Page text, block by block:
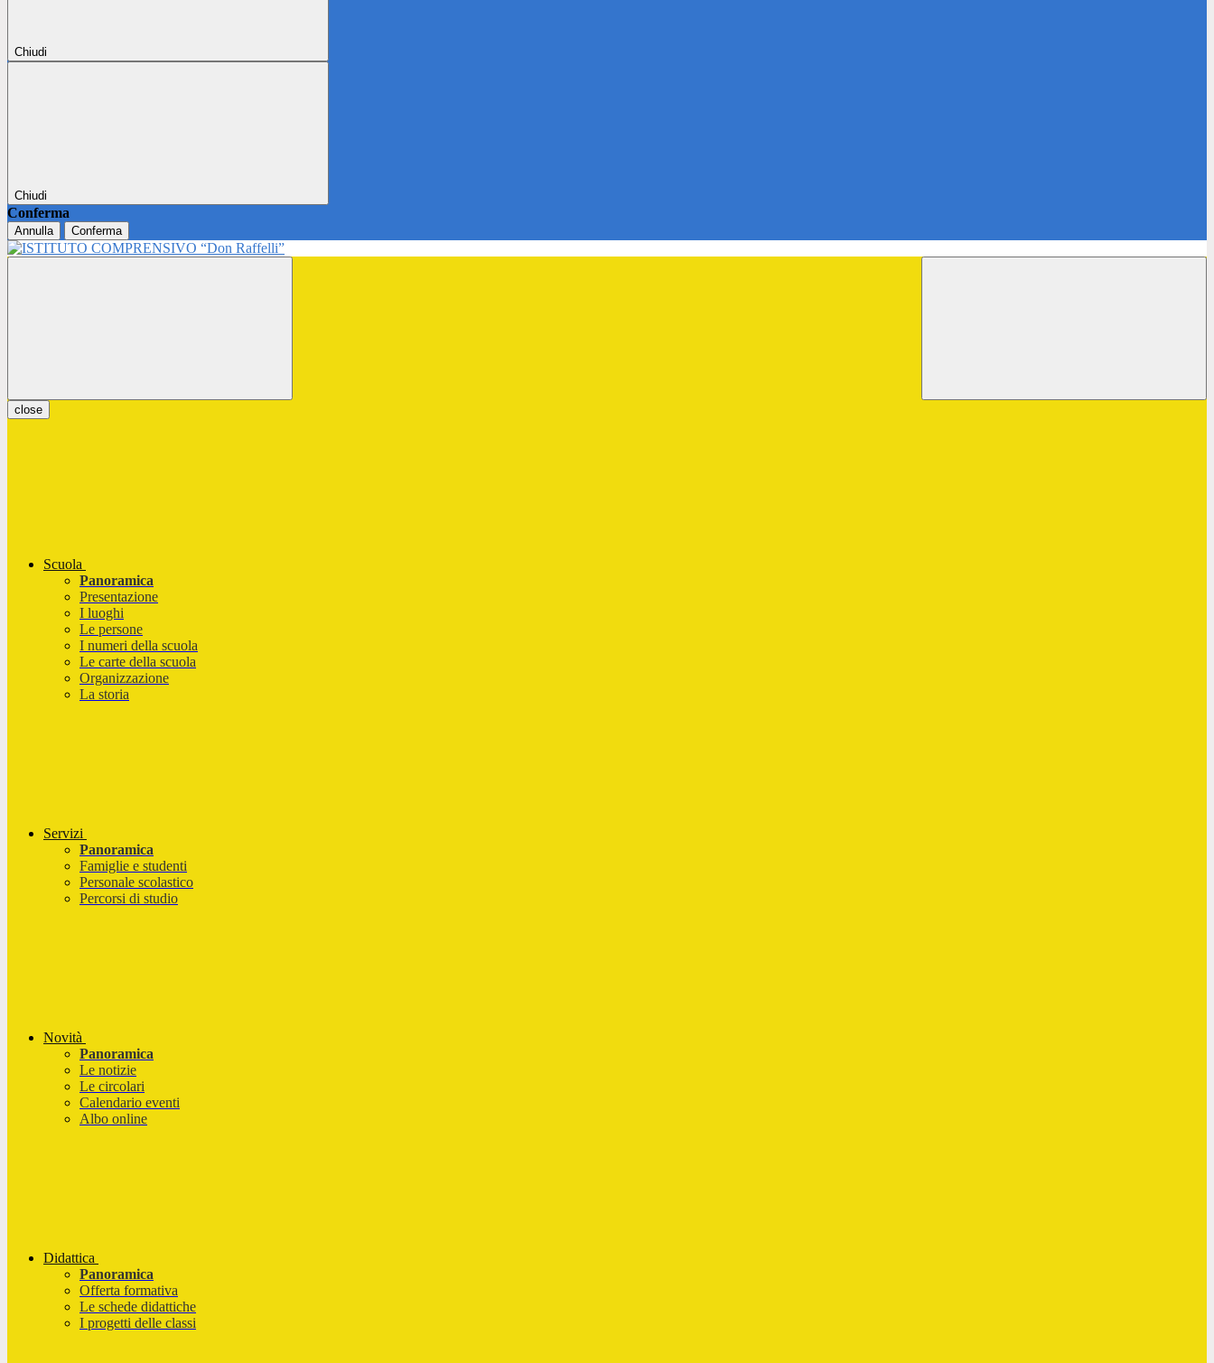
Chiudi
Chiudi
Conferma
Annulla Conferma
close
Scuola
Panoramica
Presentazione
I luoghi
Le persone
I numeri della scuola
Le carte della scuola
Organizzazione
La storia
Servizi
Panoramica
Famiglie e studenti
Personale scolastico
Percorsi di studio
Novità
Panoramica
Le notizie
Le circolari
Calendario eventi
Albo online
Didattica
Panoramica
Offerta formativa
Le schede didattiche
I progetti delle classi